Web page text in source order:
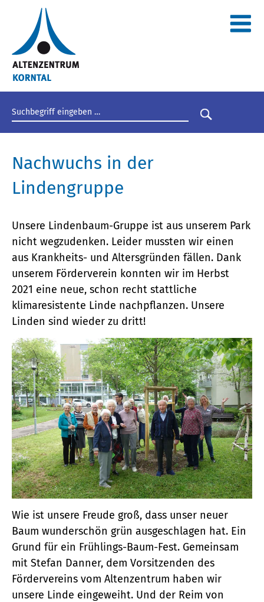
Suchbegriff eingeben
Suche
Nachwuchs in der
Lindengruppe
Unsere Lindenbaum-Gruppe ist aus unserem Park
nicht wegzudenken. Leider mussten wir einen
aus Krankheits- und Altersgründen fällen. Dank
unserem Förderverein konnten wir im Herbst
2021 eine neue, schon recht stattliche
klimaresistente Linde nachpflanzen. Unsere
Linden sind wieder zu dritt!
Wie ist unsere Freude groß, dass unser neuer
Baum wunderschön grün ausgeschlagen hat. Ein
Grund für ein Frühlings-Baum-Fest. Gemeinsam
mit Stefan Danner, dem Vorsitzenden des
Fördervereins vom Altenzentrum haben wir
unsere Linde eingeweiht. Und der Reim von